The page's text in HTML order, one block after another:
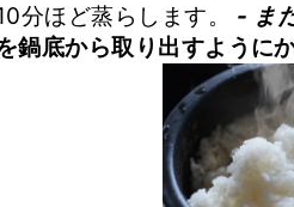
分ほど蒸らします。 - ま
鍋底から取り出すように